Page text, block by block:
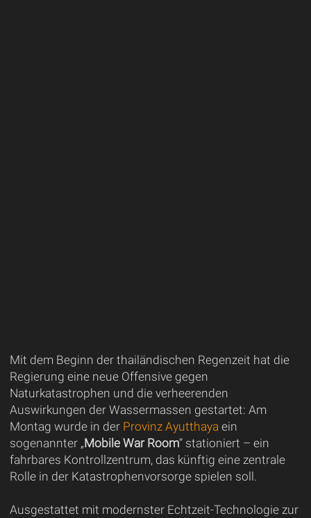
Mit dem Beginn der thailändischen Regenzeit hat die
Regierung eine neue Offensive gegen
Naturkatastrophen und die verheerenden
Auswirkungen der Wassermassen gestartet: Am
Montag wurde in der Provinz Ayutthaya ein
sogenannter „Mobile War Room“ stationiert – ein
fahrbares Kontrollzentrum, das künftig eine zentrale
Rolle in der Katastrophenvorsorge spielen soll.
Ausgestattet mit modernster Echtzeit-Technologie zur